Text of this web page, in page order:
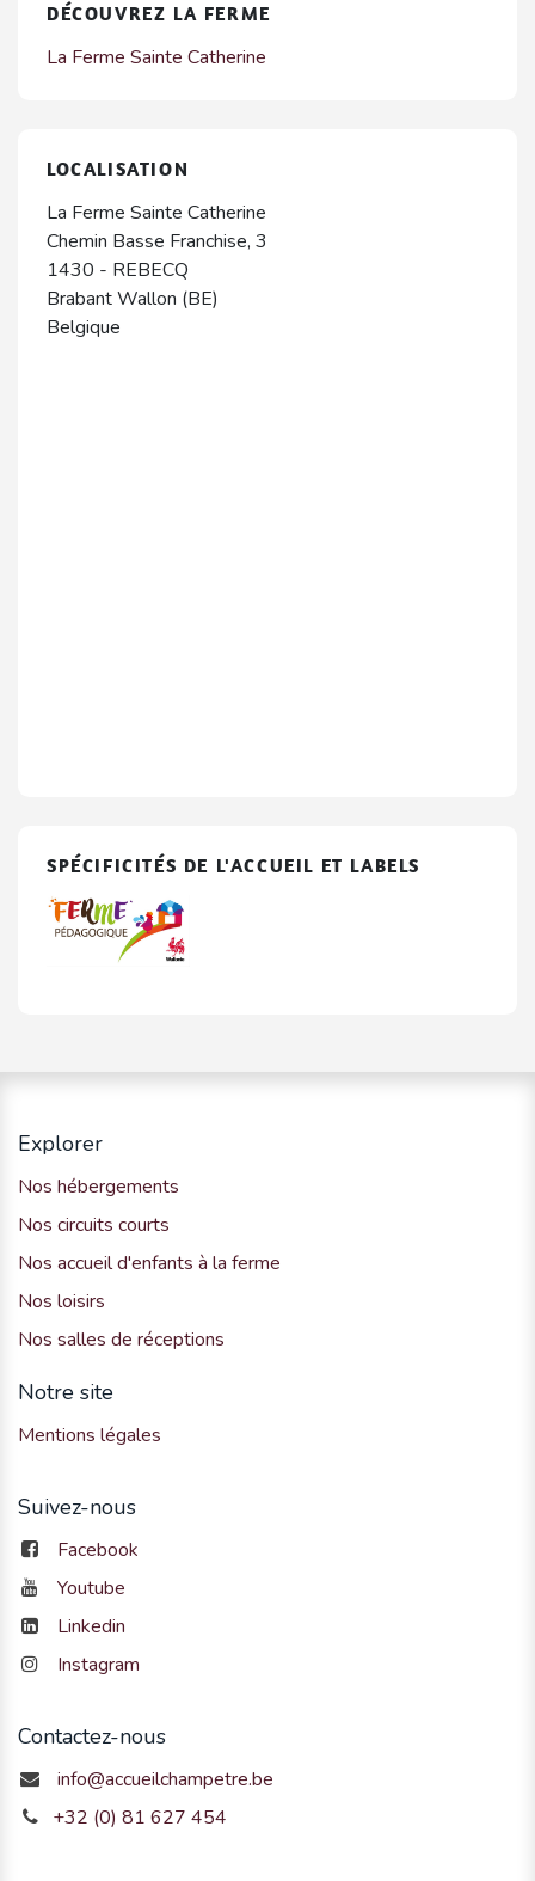
DÉCOUVREZ LA FERME
La Ferme Sainte Catherine
LOCALISATION
La Ferme Sainte Catherine
Chemin Basse Franchise, 3
1430 - REBECQ
Brabant Wallon (BE)
Belgique
SPÉCIFICITÉS DE L'ACCUEIL ET LABELS
Explorer
Nos hébergements
Nos circuits courts
Nos accueil d'enfants à la ferme
Nos loisirs
Nos salles de réceptions
Notre site
Mentions légales
Suivez-nous
Facebook
Youtube
Linkedin
Instagram
Contactez-nous
info@accueilchampetre.be
+32 (0) 81 627 454